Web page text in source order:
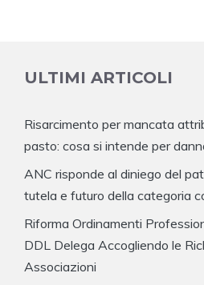
ULTIMI ARTICOLI
Risarcimento per mancata
pasto: cosa si intende per
ANC risponde al diniego del
tutela e futuro della categoria
Riforma Ordinamenti
DDL Delega Accogliendo le
Associazioni